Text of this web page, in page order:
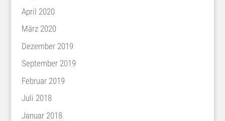
April 2020
März 2020
Dezember 2019
September 2019
Februar 2019
Juli 2018
Januar 2018